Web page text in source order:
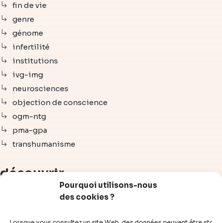
Pourquoi utilisons-nous
des cookies ?
fin de vie
genre
génome
infertilité
institutions
ivg-img
neurosciences
objection de conscience
ogm-ntg
pma-gpa
transhumanisme
découvrir